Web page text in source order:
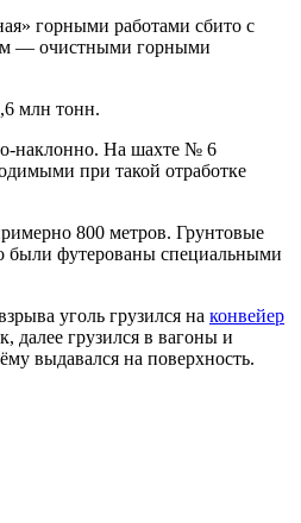
горными работами сбито с
м — очистными горными
млн тонн.
наклонно. На шахте № 6
при такой отработке
800 метров. Грунтовые
были футерованы специальными
уголь грузился на конвейер
далее грузился в вагоны и
выдавался на поверхность.